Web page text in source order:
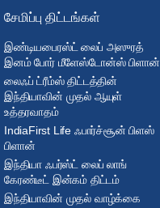
சேமிப்பு திட்டங்கள்
இண்டியபைரஸ்ட் லைப் அஸுரத்
இனம் போர் மீளேஸ்டோன்ஸ் பிளான்
லைஃப் ட்ரீம்ஸ் திட்டத்தின்
இந்தியாவின் முதல் ஆயுள்
உத்தரவாதம்
IndiaFirst Life ஃபார்ச்சூன் பிளஸ்
பிளான்
இந்தியா ஃபர்ஸ்ட் லைப் லாங்
கேரண்டீட் இன்கம் திட்டம்
இந்தியாவின் முதல் வாழ்க்கை